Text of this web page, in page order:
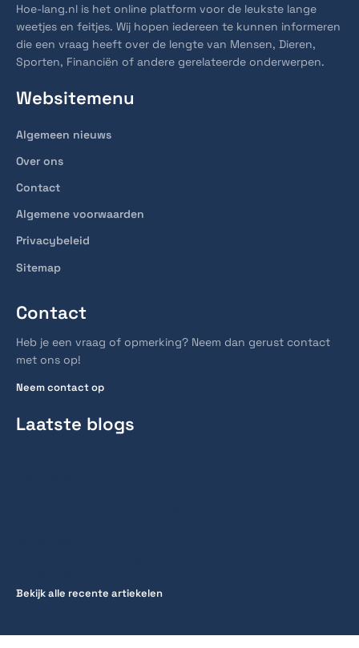
Hoe-lang.nl is het online platform voor de leukste lange
weetjes en feitjes. Wij hopen iedereen te kunnen informeren
die een vraag heeft over de lengte van Mensen, Dieren,
Sporten, Financiën of andere gerelateerde onderwerpen.
Websitemenu
Algemeen nieuws
Over ons
Contact
Algemene voorwaarden
Privacybeleid
Sitemap
Contact
Heb je een vraag of opmerking? Neem dan gerust contact
met ons op!
Neem contact op
Laatste blogs
Bekijk alle recente artiekelen